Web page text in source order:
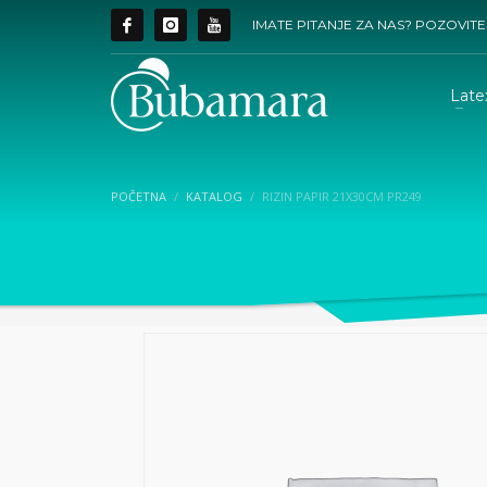
IMATE PITANJE ZA NAS?
POČETNA KATALOG RIZIN PAPIR 21X30CM PR249